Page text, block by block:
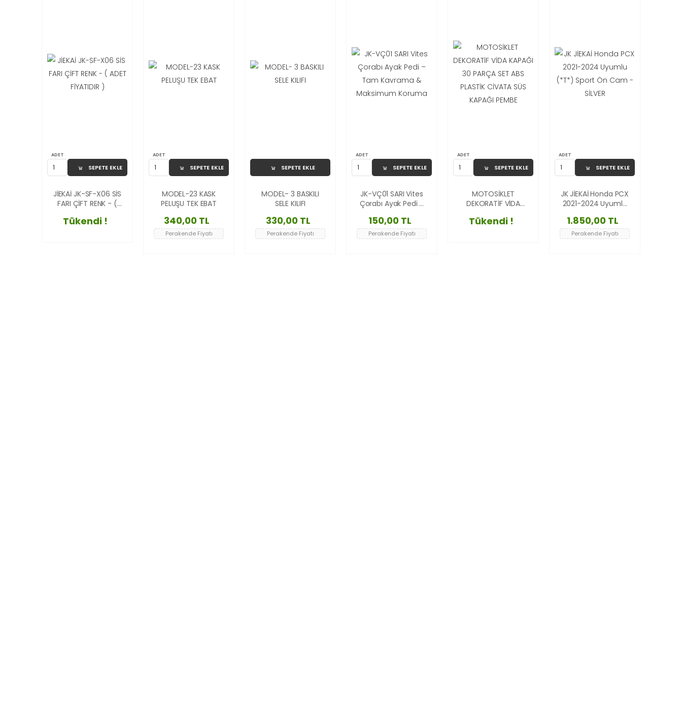
ADET
SEPETE EKLE
JİEKAİ JK-SF-X06 SİS
FARI ÇİFT RENK - (
Tükendi !
ADET
SEPETE EKLE
MODEL-23 KASK
PELUŞU TEK EBAT
340,00 TL
Perakende Fiyatı
SEPETE EKLE
MODEL- 3 BASKILI
SELE KILIFI
330,00 TL
Perakende Fiyatı
ADET
SEPETE EKLE
JK-VÇ01 SARI Vites
Çorabı Ayak Pedi –
Maksimum Koruma
150,00 TL
Perakende Fiyatı
ADET
SEPETE EKLE
MOTOSİKLET
DEKORATİF VİDA
SET ABS PLASTİK
Tükendi !
ADET
SEPETE EKLE
JK JİEKAİ Honda PCX
2021-2024 Uyumlu
Cam - SİLVER
1.850,00 TL
Perakende Fiyatı